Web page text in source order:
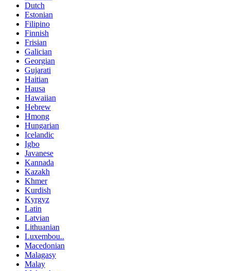
Dutch
Estonian
Filipino
Finnish
Frisian
Galician
Georgian
Gujarati
Haitian
Hausa
Hawaiian
Hebrew
Hmong
Hungarian
Icelandic
Igbo
Javanese
Kannada
Kazakh
Khmer
Kurdish
Kyrgyz
Latin
Latvian
Lithuanian
Luxembou..
Macedonian
Malagasy
Malay